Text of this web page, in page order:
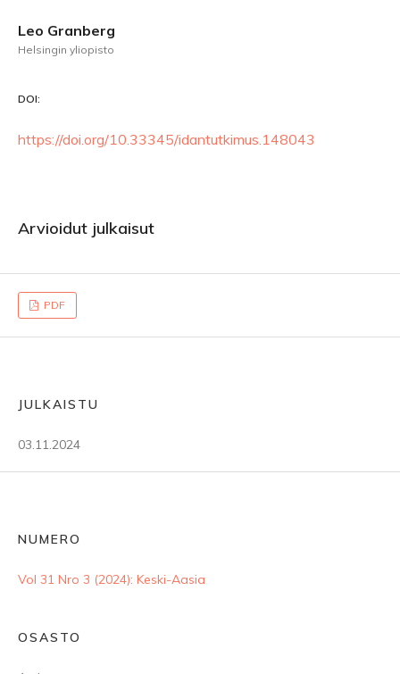
Leo Granberg
Helsingin yliopisto
DOI:
https://doi.org/10.33345/idantutkimus.148043
Arvioidut julkaisut
PDF
JULKAISTU
03.11.2024
NUMERO
Vol 31 Nro 3 (2024): Keski-Aasia
OSASTO